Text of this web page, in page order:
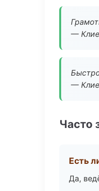
—
—
Часто
Есть
Да,